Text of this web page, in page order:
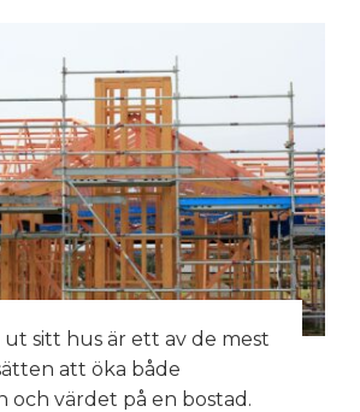
sitt hus är ett av de mest
att öka både
och värdet på en bostad.